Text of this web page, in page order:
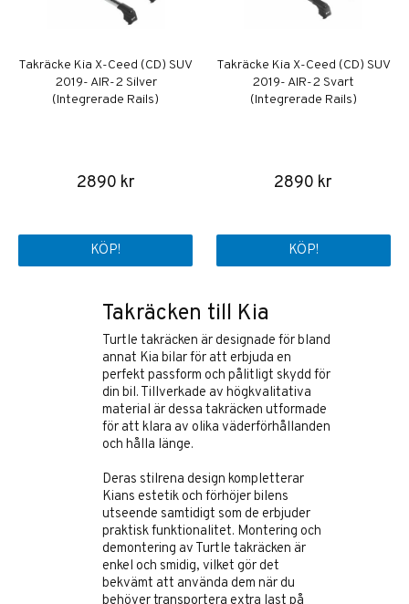
Takräcke Kia X-Ceed (CD) SUV
2019- AIR-2 Silver
(Integrerade Rails)
2890 kr
KÖP!
Takräcke Kia X-Ceed (CD) SUV
2019- AIR-2 Svart
(Integrerade Rails)
2890 kr
KÖP!
Takräcken till Kia
Turtle takräcken är designade för bland
annat Kia bilar för att erbjuda en
perfekt passform och pålitligt skydd för
din bil. Tillverkade av högkvalitativa
material är dessa takräcken utformade
för att klara av olika väderförhållanden
och hålla länge.
Deras stilrena design kompletterar
Kians estetik och förhöjer bilens
utseende samtidigt som de erbjuder
praktisk funktionalitet. Montering och
demontering av Turtle takräcken är
enkel och smidig, vilket gör det
bekvämt att använda dem när du